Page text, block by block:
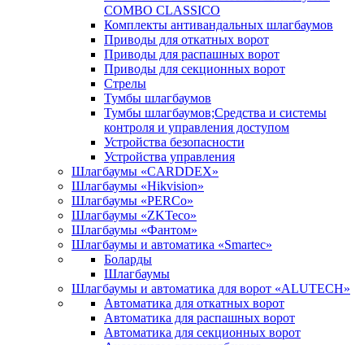
COMBO CLASSICO
Комплекты антивандальных шлагбаумов
Приводы для откатных ворот
Приводы для распашных ворот
Приводы для секционных ворот
Стрелы
Тумбы шлагбаумов
Тумбы шлагбаумов;Средства и системы
контроля и управления доступом
Устройства безопасности
Устройства управления
Шлагбаумы «CARDDEX»
Шлагбаумы «Hikvision»
Шлагбаумы «PERCo»
Шлагбаумы «ZKTeco»
Шлагбаумы «Фантом»
Шлагбаумы и автоматика «Smartec»
Боларды
Шлагбаумы
Шлагбаумы и автоматика для ворот «ALUTECH»
Автоматика для откатных ворот
Автоматика для распашных ворот
Автоматика для секционных ворот